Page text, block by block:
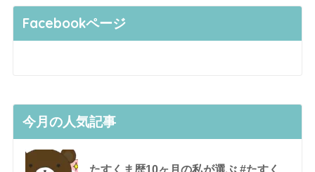
Facebookページ
今月の人気記事
たすくま歴10ヶ月の私が選ぶ #たすく